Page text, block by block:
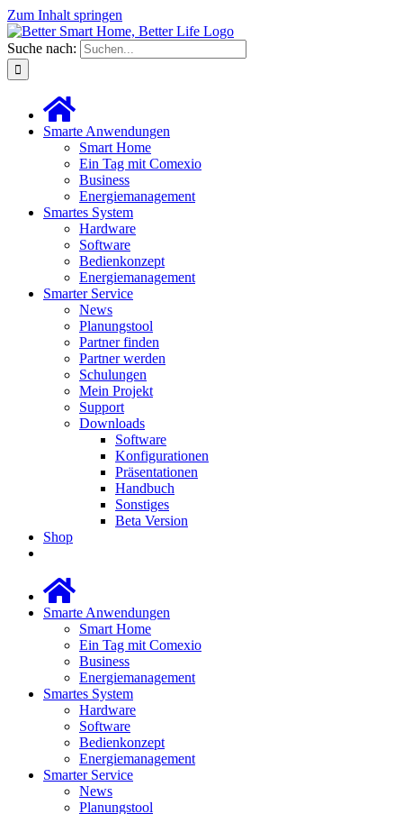
Zum Inhalt springen
Suche nach:
Smarte Anwendungen
Smart Home
Ein Tag mit Comexio
Business
Energiemanagement
Smartes System
Hardware
Software
Bedienkonzept
Energiemanagement
Smarter Service
News
Planungstool
Partner finden
Partner werden
Schulungen
Mein Projekt
Support
Downloads
Software
Konfigurationen
Präsentationen
Handbuch
Sonstiges
Beta Version
Shop
Smarte Anwendungen
Smart Home
Ein Tag mit Comexio
Business
Energiemanagement
Smartes System
Hardware
Software
Bedienkonzept
Energiemanagement
Smarter Service
News
Planungstool